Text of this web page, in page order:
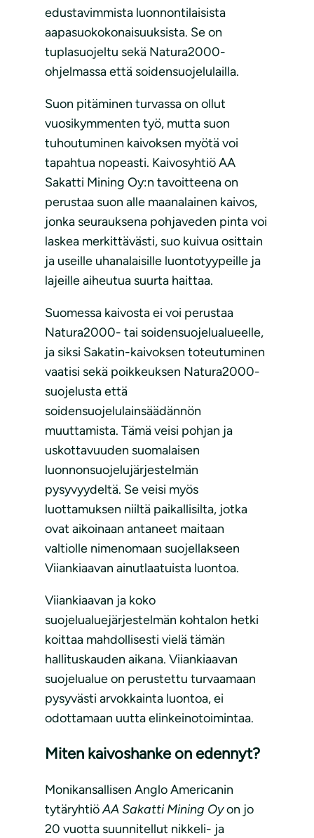
edustavimmista luonnontilaisista
aapasuokokonaisuuksista. Se on
tuplasuojeltu sekä Natura2000-
ohjelmassa että soidensuojelulailla.
Suon pitäminen turvassa on ollut
vuosikymmenten työ, mutta suon
tuhoutuminen kaivoksen myötä voi
tapahtua nopeasti. Kaivosyhtiö AA
Sakatti Mining Oy:n tavoitteena on
perustaa suon alle maanalainen kaivos,
jonka seurauksena pohjaveden pinta voi
laskea merkittävästi, suo kuivua osittain
ja useille uhanalaisille luontotyypeille ja
lajeille aiheutua suurta haittaa.
Suomessa kaivosta ei voi perustaa
Natura2000- tai soidensuojelualueelle,
ja siksi Sakatin-kaivoksen toteutuminen
vaatisi sekä poikkeuksen Natura2000-
suojelusta että
soidensuojelulainsäädännön
muuttamista. Tämä veisi pohjan ja
uskottavuuden suomalaisen
luonnonsuojelujärjestelmän
pysyvyydeltä. Se veisi myös
luottamuksen niiltä paikallisilta, jotka
ovat aikoinaan antaneet maitaan
valtiolle nimenomaan suojellakseen
Viiankiaavan ainutlaatuista luontoa.
Viiankiaavan ja koko
suojelualuejärjestelmän kohtalon hetki
koittaa mahdollisesti vielä tämän
hallituskauden aikana. Viiankiaavan
suojelualue on perustettu turvaamaan
pysyvästi arvokkainta luontoa, ei
odottamaan uutta elinkeinotoimintaa.
Miten kaivoshanke on edennyt?
Monikansallisen Anglo Americanin
tytäryhtiöAA Sakatti Mining Oyon jo
20 vuotta suunnitellut nikkeli- ja